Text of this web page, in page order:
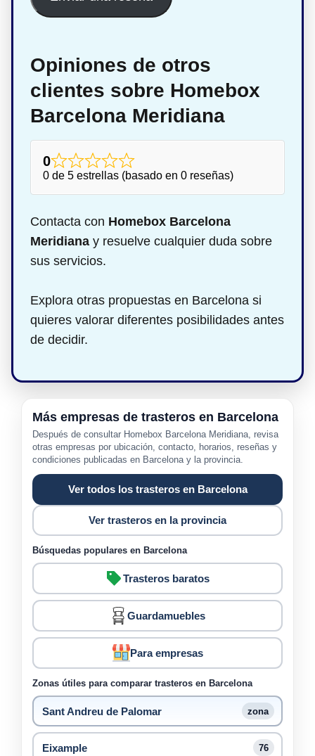
Opiniones de otros
clientes sobre Homebox
Barcelona Meridiana
0
0 de 5 estrellas (basado en 0 reseñas)
Contacta con Homebox Barcelona
Meridiana y resuelve cualquier duda sobre
sus servicios.
Explora otras propuestas en Barcelona si
quieres valorar diferentes posibilidades antes
de decidir.
Más empresas de trasteros en Barcelona
Después de consultar Homebox Barcelona Meridiana, revisa
otras empresas por ubicación, contacto, horarios, reseñas y
condiciones publicadas en Barcelona y la provincia.
Ver todos los trasteros en Barcelona
Ver trasteros en la provincia
Búsquedas populares en Barcelona
Trasteros baratos
Guardamuebles
Para empresas
Zonas útiles para comparar trasteros en Barcelona
Sant Andreu de Palomar zona
Eixample 76